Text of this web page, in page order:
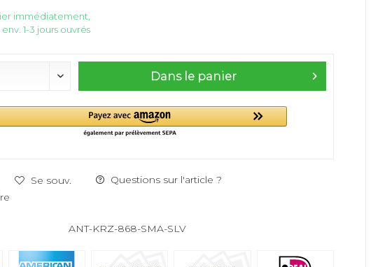
immédiatement,
1-3 jours ouvrés
Dans le panier
Se souv.
Questions sur l'article ?
ANT-KRZ-868-SMA-SLV